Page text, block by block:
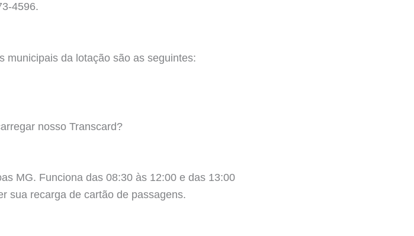
4596.
municipais da lotação são as seguintes:
nosso Transcard?
MG. Funciona das 08:30 às 12:00 e das 13:00
sua recarga de cartão de passagens.